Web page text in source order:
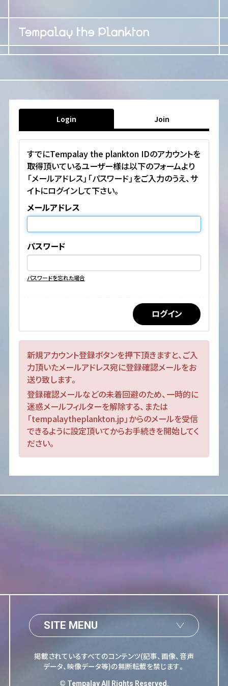
Login Join
すでにTempalay the plankton IDのアカウントを
取得頂いているユーザー様は以下のフォームより
「メールアドレス」「パスワード」をご入力のうえ、サ
イトにログインして下さい。
メールアドレス
パスワード
パスワードを忘れた場合
新規アカウント登録ボタンを押下頂きますと、ご入
力頂いたメールアドレス宛に登録確認メールをお
送り致します。
登録確認メールなどの未着回避のため、一時的に
迷惑メールフィルターを解除する、または
「tempalaytheplankton.jp」からのメールを受信
できるように設定頂いてからお手続きを開始してく
ださい。
SITE MENU
掲載されているすべてのコンテンツ(記事、画像、音声
データ、映像データ等)の無断転載を禁じます。
© Tempalay All Rights Reserved.